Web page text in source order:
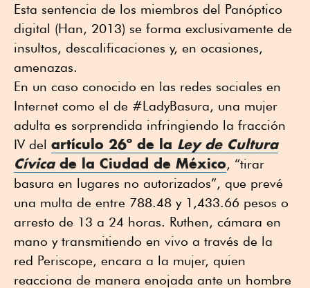
Esta sentencia de los miembros del Panóptico
digital (Han, 2013) se forma exclusivamente de
insultos, descalificaciones y, en ocasiones,
amenazas.
En un caso conocido en las redes sociales en
Internet como el de #LadyBasura, una mujer
adulta es sorprendida infringiendo la fracción
IV del artículo 26º de la Ley de Cultura
Cívicade la Ciudad de México, “tirar
basura en lugares no autorizados”, que prevé
una multa de entre 788.48 y 1,433.66 pesos o
arresto de 13 a 24 horas. Ruthen, cámara en
mano y transmitiendo en vivo a través de la
red Periscope, encara a la mujer, quien
reacciona de manera enojada ante un hombre